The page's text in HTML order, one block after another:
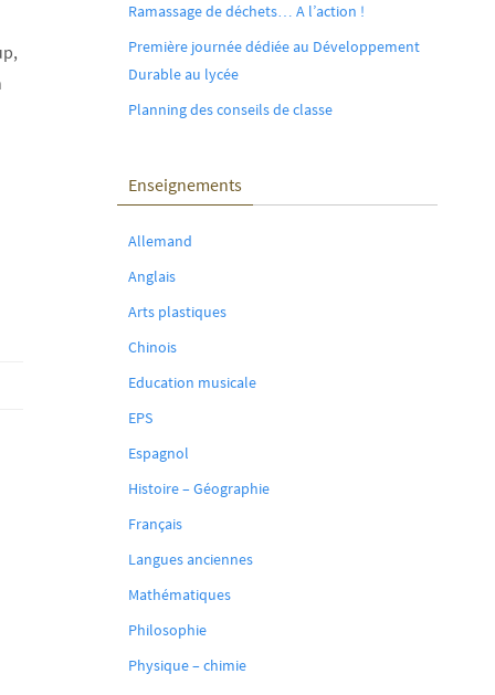
Ramassage de déchets… A l’action !
Première journée dédiée au Développement
Durable au lycée
Planning des conseils de classe
Enseignements
Allemand
Anglais
Arts plastiques
Chinois
Education musicale
EPS
Espagnol
Histoire – Géographie
Français
Langues anciennes
Mathématiques
Philosophie
Physique – chimie